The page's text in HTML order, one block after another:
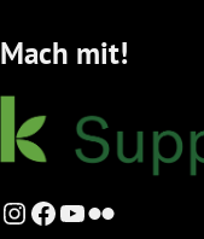
Mach mit!
Instagram
Facebook
YouTube
Flickr